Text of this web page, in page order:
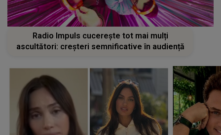
Radio Impuls cucerește tot mai mulți
ascultători: creșteri semnificative în audiență